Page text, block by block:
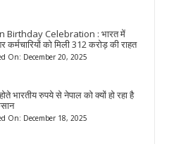
Birthday Celebration : भारत में
कर्मचारियों को मिली 312 करोड़ की राहत
On: December 20, 2025
भारतीय रुपये से नेपाल को क्यों हो रहा है
On: December 18, 2025